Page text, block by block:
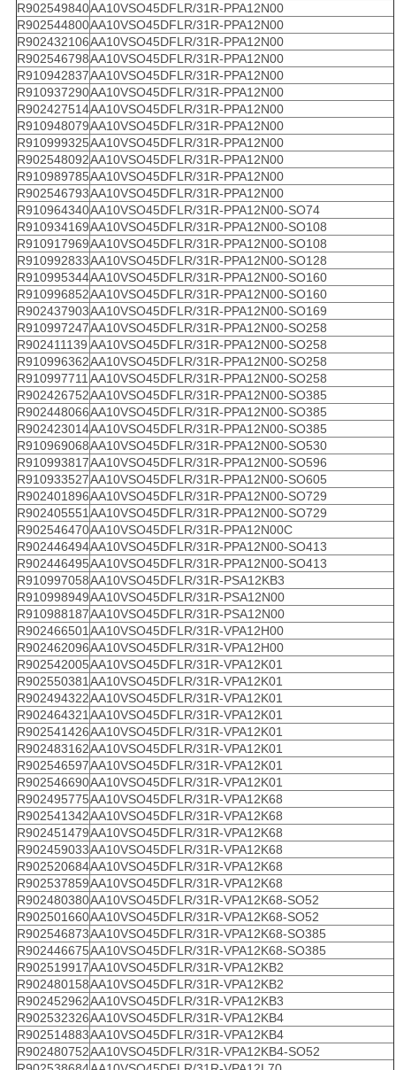
R902549840AA10VSO45DFLR/31R-PPA12N00
R902544800AA10VSO45DFLR/31R-PPA12N00
R902432106AA10VSO45DFLR/31R-PPA12N00
R902546798AA10VSO45DFLR/31R-PPA12N00
R910942837AA10VSO45DFLR/31R-PPA12N00
R910937290AA10VSO45DFLR/31R-PPA12N00
R902427514AA10VSO45DFLR/31R-PPA12N00
R910948079AA10VSO45DFLR/31R-PPA12N00
R910999325AA10VSO45DFLR/31R-PPA12N00
R902548092AA10VSO45DFLR/31R-PPA12N00
R910989785AA10VSO45DFLR/31R-PPA12N00
R902546793AA10VSO45DFLR/31R-PPA12N00
R910964340AA10VSO45DFLR/31R-PPA12N00-SO74
R910934169AA10VSO45DFLR/31R-PPA12N00-SO108
R910917969AA10VSO45DFLR/31R-PPA12N00-SO108
R910992833AA10VSO45DFLR/31R-PPA12N00-SO128
R910995344AA10VSO45DFLR/31R-PPA12N00-SO160
R910996852AA10VSO45DFLR/31R-PPA12N00-SO160
R902437903AA10VSO45DFLR/31R-PPA12N00-SO169
R910997247AA10VSO45DFLR/31R-PPA12N00-SO258
R902411139 AA10VSO45DFLR/31R-PPA12N00-SO258
R910996362AA10VSO45DFLR/31R-PPA12N00-SO258
R910997711AA10VSO45DFLR/31R-PPA12N00-SO258
R902426752AA10VSO45DFLR/31R-PPA12N00-SO385
R902448066AA10VSO45DFLR/31R-PPA12N00-SO385
R902423014AA10VSO45DFLR/31R-PPA12N00-SO385
R910969068AA10VSO45DFLR/31R-PPA12N00-SO530
R910993817AA10VSO45DFLR/31R-PPA12N00-SO596
R910933527AA10VSO45DFLR/31R-PPA12N00-SO605
R902401896AA10VSO45DFLR/31R-PPA12N00-SO729
R902405551AA10VSO45DFLR/31R-PPA12N00-SO729
R902546470AA10VSO45DFLR/31R-PPA12N00C
R902446494AA10VSO45DFLR/31R-PPA12N00-SO413
R902446495AA10VSO45DFLR/31R-PPA12N00-SO413
R910997058AA10VSO45DFLR/31R-PSA12KB3
R910998949AA10VSO45DFLR/31R-PSA12N00
R910988187AA10VSO45DFLR/31R-PSA12N00
R902466501AA10VSO45DFLR/31R-VPA12H00
R902462096AA10VSO45DFLR/31R-VPA12H00
R902542005AA10VSO45DFLR/31R-VPA12K01
R902550381AA10VSO45DFLR/31R-VPA12K01
R902494322AA10VSO45DFLR/31R-VPA12K01
R902464321AA10VSO45DFLR/31R-VPA12K01
R902541426AA10VSO45DFLR/31R-VPA12K01
R902483162AA10VSO45DFLR/31R-VPA12K01
R902546597AA10VSO45DFLR/31R-VPA12K01
R902546690AA10VSO45DFLR/31R-VPA12K01
R902495775AA10VSO45DFLR/31R-VPA12K68
R902541342AA10VSO45DFLR/31R-VPA12K68
R902451479AA10VSO45DFLR/31R-VPA12K68
R902459033AA10VSO45DFLR/31R-VPA12K68
R902520684AA10VSO45DFLR/31R-VPA12K68
R902537859AA10VSO45DFLR/31R-VPA12K68
R902480380AA10VSO45DFLR/31R-VPA12K68-SO52
R902501660AA10VSO45DFLR/31R-VPA12K68-SO52
R902546873AA10VSO45DFLR/31R-VPA12K68-SO385
R902446675AA10VSO45DFLR/31R-VPA12K68-SO385
R902519917AA10VSO45DFLR/31R-VPA12KB2
R902480158AA10VSO45DFLR/31R-VPA12KB2
R902452962AA10VSO45DFLR/31R-VPA12KB3
R902532326AA10VSO45DFLR/31R-VPA12KB4
R902514883AA10VSO45DFLR/31R-VPA12KB4
R902480752AA10VSO45DFLR/31R-VPA12KB4-SO52